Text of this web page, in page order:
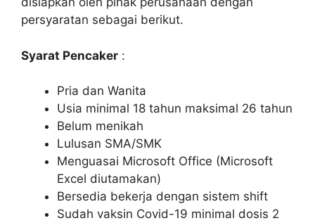
persyaratan sebagai berikut.
Syarat Pencaker :
Pria dan Wanita
Usia minimal 18 tahun maksimal 26 tahun
Belum menikah
Lulusan SMA/SMK
Menguasai Microsoft Office (Microsoft
Excel diutamakan)
Bersedia bekerja dengan sistem shift
Sudah vaksin Covid-19 minimal dosis 2